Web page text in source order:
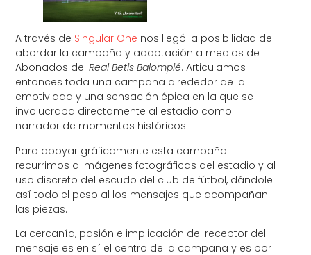
A través de Singular One nos llegó la posibilidad de
abordar la campaña y adaptación a medios de
Abonados delReal Betis Balompié. Articulamos
entonces toda una campaña alrededor de la
emotividad y una sensación épica en la que se
involucraba directamente al estadio como
narrador de momentos históricos.
Para apoyar gráficamente esta campaña
recurrimos a imágenes fotográficas del estadio y al
uso discreto del escudo del club de fútbol, dándole
así todo el peso al los mensajes que acompañan
las piezas.
La cercanía, pasión e implicación del receptor del
mensaje es en sí el centro de la campaña y es por